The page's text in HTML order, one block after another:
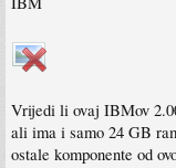
Vrijedi li ovaj IBMov
ali ima i samo 24 GB
ostale komponente od